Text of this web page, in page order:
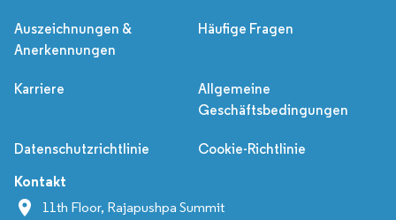
Auszeichnungen &
Anerkennungen
Häufige Fragen
Karriere
Allgemeine
Geschäftsbedingungen
Datenschutzrichtlinie Cookie-Richtlinie
Kontakt
11th Floor, Rajapushpa Summit